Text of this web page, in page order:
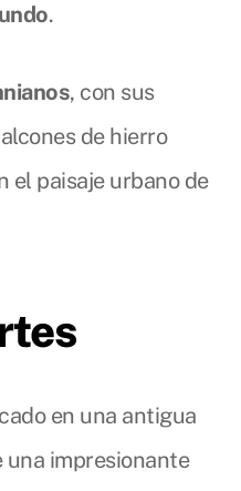
.
, con sus
de hierro
el paisaje urbano de
en una antigua
una impresionante